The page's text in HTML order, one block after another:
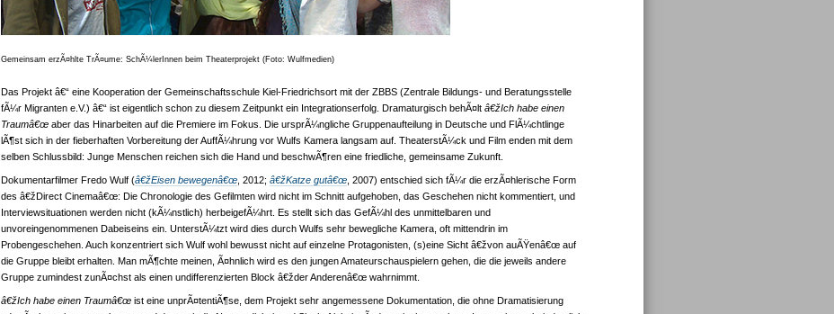
Gemeinsam erzÃ¤hlte TrÃ¤ume: SchÃ¼lerInnen beim Theaterprojekt (Foto: Wulfmedien)
Das Projekt â€“ eine Kooperation der Gemeinschaftsschule Kiel-Friedrichsort mit der ZBBS (Zentrale Bildungs- und Beratungsstelle
fÃ¼r Migranten e.V.) â€“ ist eigentlich schon zu diesem Zeitpunkt ein Integrationserfolg. Dramaturgisch behÃ¤lt â€žIch habe einen
Traumâ€œ aber das Hinarbeiten auf die Premiere im Fokus. Die ursprÃ¼ngliche Gruppenaufteilung in Deutsche und FlÃ¼chtlinge
lÃ¶st sich in der fieberhaften Vorbereitung der AuffÃ¼hrung vor Wulfs Kamera langsam auf. TheaterstÃ¼ck und Film enden mit dem
selben Schlussbild: Junge Menschen reichen sich die Hand und beschwÃ¶ren eine friedliche, gemeinsame Zukunft.
Dokumentarfilmer Fredo Wulf (â€žEisen bewegenâ€œ , 2012; â€žKatze gutâ€œ , 2007) entschied sich fÃ¼r die erzÃ¤hlerische Form
des â€žDirect Cinemaâ€œ: Die Chronologie des Gefilmten wird nicht im Schnitt aufgehoben, das Geschehen nicht kommentiert, und
Interviewsituationen werden nicht (kÃ¼nstlich) herbeigefÃ¼hrt. Es stellt sich das GefÃ¼hl des unmittelbaren und
unvoreingenommenen Dabeiseins ein. UnterstÃ¼tzt wird dies durch Wulfs sehr bewegliche Kamera, oft mittendrin im
Probengeschehen. Auch konzentriert sich Wulf wohl bewusst nicht auf einzelne Protagonisten, (s)eine Sicht â€žvon auÃŸenâ€œ auf
die Gruppe bleibt erhalten. Man mÃ¶chte meinen, Ã¤hnlich wird es den jungen Amateurschauspielern gehen, die die jeweils andere
Gruppe zumindest zunÃ¤chst als einen undifferenzierten Block â€žder Anderenâ€œ wahrnimmt.
â€žIch habe einen Traumâ€œ ist eine unprÃ¤tentiÃ¶se, dem Projekt sehr angemessene Dokumentation, die ohne Dramatisierung